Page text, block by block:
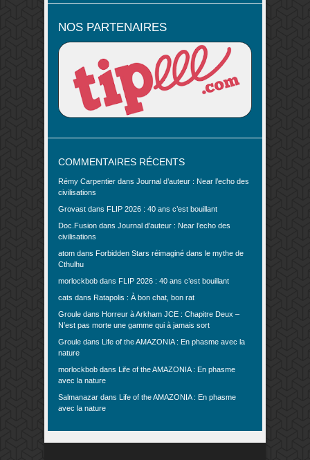
NOS PARTENAIRES
COMMENTAIRES RÉCENTS
Rémy Carpentier dans Journal d’auteur : Near l’echo des
civilisations
Grovast dans FLIP 2026 : 40 ans c’est bouillant
Doc.Fusion dans Journal d’auteur : Near l’echo des
civilisations
atom dans Forbidden Stars réimaginé dans le mythe de
Cthulhu
morlockbob dans FLIP 2026 : 40 ans c’est bouillant
cats dans Ratapolis : À bon chat, bon rat
Groule dans Horreur à Arkham JCE : Chapitre Deux –
N’est pas morte une gamme qui à jamais sort
Groule dans Life of the AMAZONIA : En phasme avec la
nature
morlockbob dans Life of the AMAZONIA : En phasme
avec la nature
Salmanazar dans Life of the AMAZONIA : En phasme
avec la nature